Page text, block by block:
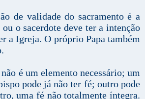
de validade do sacramento é a
o sacerdote deve ter a intenção
a Igreja. O próprio Papa também
é um elemento necessário; um
pode já não ter fé; outro pode
uma fé não totalmente íntegra.